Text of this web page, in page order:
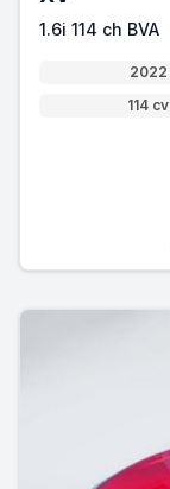
1.6i 114 ch BVA
2022
114 cv